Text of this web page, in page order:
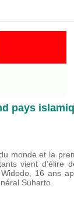
pays
monde et la
vient d’élire
16 ans
Suharto.